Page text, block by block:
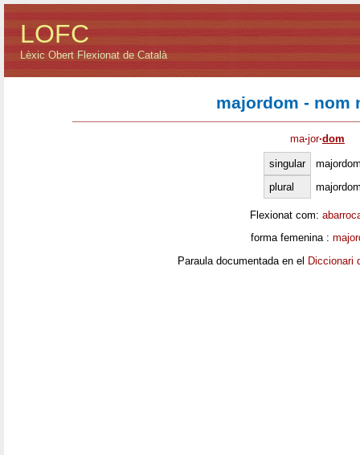
LOFC
Lèxic Obert Flexionat de Català
majordom - nom
ma·jor·dom
singular
plural
Flexionat com:
forma femenina :
Paraula documentada en el Diccionari